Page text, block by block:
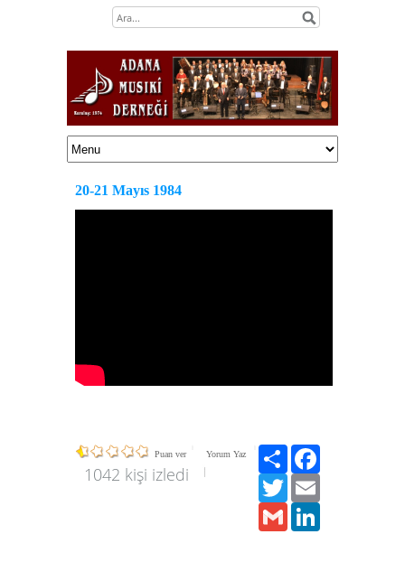
20-21 Mayıs 1984
Puan ver Yorum Yaz
1042 kişi izledi
Paylaş
Twitter
Gmail